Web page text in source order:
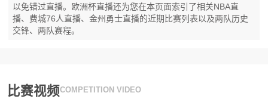
以免错过直播。欧洲杯直播还为您在本页面索引了相关NBA直
播、费城76人直播、金州勇士直播的近期比赛列表以及两队历史
交锋、两队赛程。
比赛视频COMPETITION VIDEO